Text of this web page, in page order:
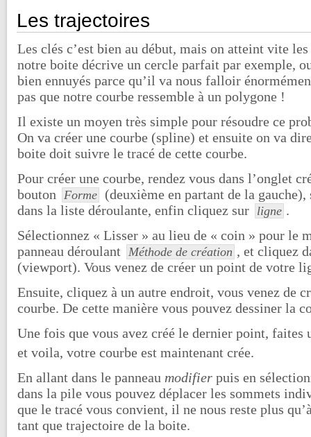
Les trajectoires
Les clés c’est bien au début, mais on atteint vite
notre boite décrive un cercle parfait par exemple,
bien ennuyés parce qu’il va nous falloir
pas que notre courbe ressemble à un polygone !
Il existe un moyen très simple pour résoudre ce
On va créer une courbe (spline) et ensuite on va
boite doit suivre le tracé de cette courbe.
Pour créer une courbe, rendez vous dans l’onglet
bouton Forme (deuxième en partant de la
dans la liste déroulante, enfin cliquez sur ligne .
Sélectionnez « Lisser » au lieu de « coin » pour le
panneau déroulant Méthode de création , et cliquez
(viewport). Vous venez de créer un point de votre
Ensuite, cliquez à un autre endroit, vous venez de
courbe. De cette manière vous pouvez dessiner la
Une fois que vous avez créé le dernier point, faites
et voila, votre courbe est maintenant crée.
En allant dans le panneau modifier puis en
dans la pile vous pouvez déplacer les sommets
que le tracé vous convient, il ne nous reste plus
tant que trajectoire de la boite.